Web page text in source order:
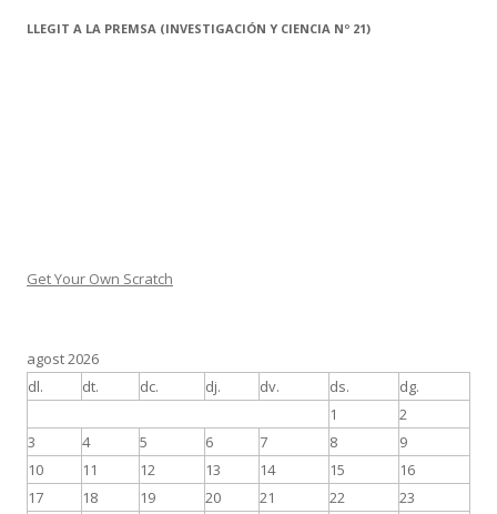
LLEGIT A LA PREMSA (INVESTIGACIÓN Y CIENCIA Nº 21)
Get Your Own Scratch
agost 2026
dl.
dt. dc. dj. dv. ds. dg.
1
2
3
4 5 6 7 8
9
10
11 12 13 14 15
16
17
18 19 20 21 22
23